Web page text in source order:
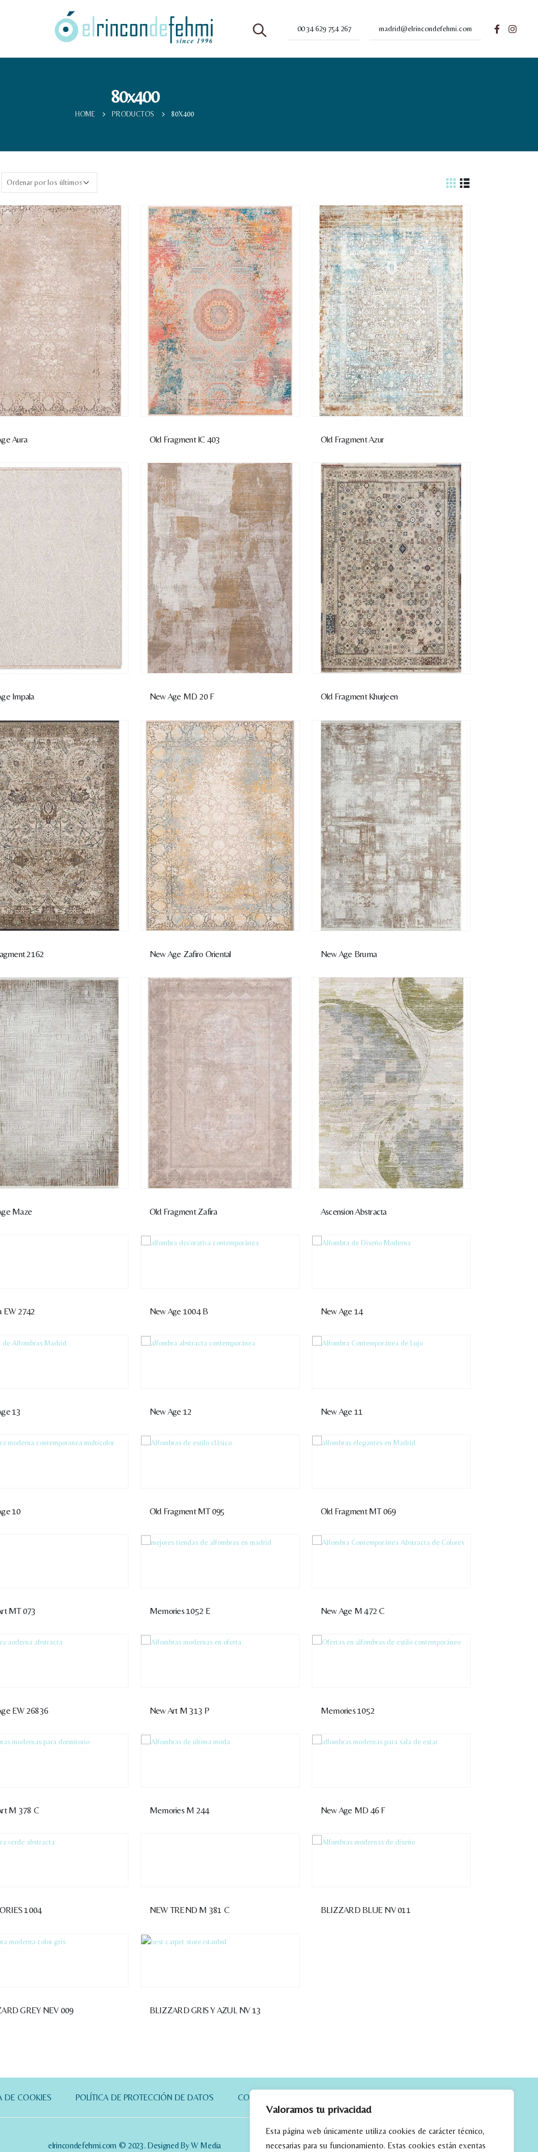
Valoramos tu privacidad
Esta página web únicamente utiliza cookies de carácter técnico,
necesarias para su funcionamiento. Estas cookies están exentas
00 34 629 754 267 madrid@elrincondefehmi.com
80x400
HOME PRODUCTOS 80X400
Aura Old Fragment IC 403 Old Fragment Azur
Impala New Age MD 20 F Old Fragment Khurjeen
2162 New Age Zafiro Oriental New Age Bruma
Maze Old Fragment Zafira Ascension Abstracta
EW 2742 New Age 1004 B New Age 14
13 New Age 12 New Age 11
10 Old Fragment MT 095 Old Fragment MT 069
MT 073 Memories 1052 E New Age M 472 C
EW 26836 New Art M 313 P Memories 1052
M 378 C Memories M 244 New Age MD 46 F
1004 NEW TREND M 381 C BLIZZARD BLUE NV 011
GREY NEV 009 BLIZZARD GRIS Y AZUL NV 13
DE COOKIES POLÍTICA DE PROTECCIÓN DE DATOS CONTACTO
elrincondefehmi.com © 2023. Designed By W Media